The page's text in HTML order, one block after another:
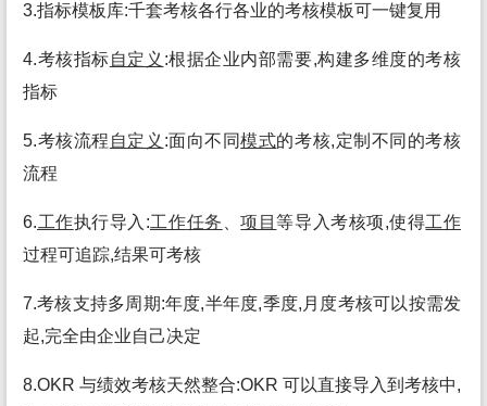
3.指标模板库:千套考核各行各业的考核模板可一键复用
4.考核指标自定义 :根据企业内部需要,构建多维度的考核
指标
5.考核流程 自定义 :面向不同模式的考核,定制不同的考核
流程
6.工作执行导入:工作任务 、项目等导入考核项,使得工作
过程可追踪,结果可考核
7.考核支持多周期:年度,半年度,季度,月度考核可以按需发
起,完全由企业自己决定
8.OKR 与绩效考核天然整合:OKR 可以直接导入到考核中,